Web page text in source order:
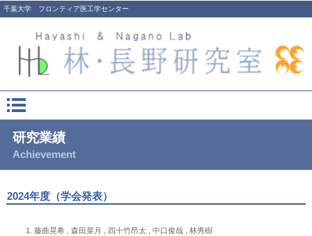
千葉大学 フロンティア医工学センター
研究業績
Achievement
2024年度（学会発表）
藤曲晃希 , 森田菜月 , 四十竹昂太 , 中口俊哉 , 林秀樹